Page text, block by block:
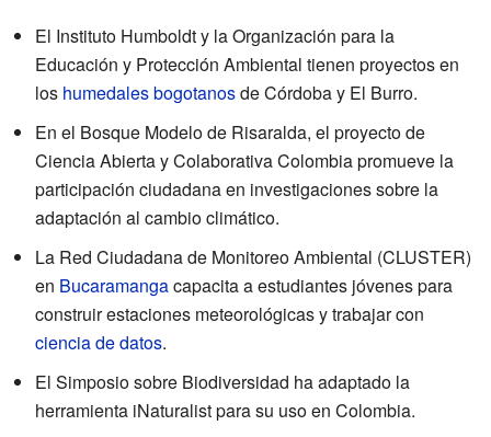
El Instituto Humboldt y la Organización para la
Educación y Protección Ambiental tienen proyectos en
los humedalesbogotanosde Córdoba y El Burro.
En el Bosque Modelo de Risaralda, el proyecto de
Ciencia Abierta y Colaborativa Colombia promueve la
participación ciudadana en investigaciones sobre la
adaptación al cambio climático.
La Red Ciudadana de Monitoreo Ambiental (CLUSTER)
en Bucaramangacapacita a estudiantes jóvenes para
construir estaciones meteorológicas y trabajar con
ciencia de datos.
El Simposio sobre Biodiversidad ha adaptado la
herramienta iNaturalist para su uso en Colombia.